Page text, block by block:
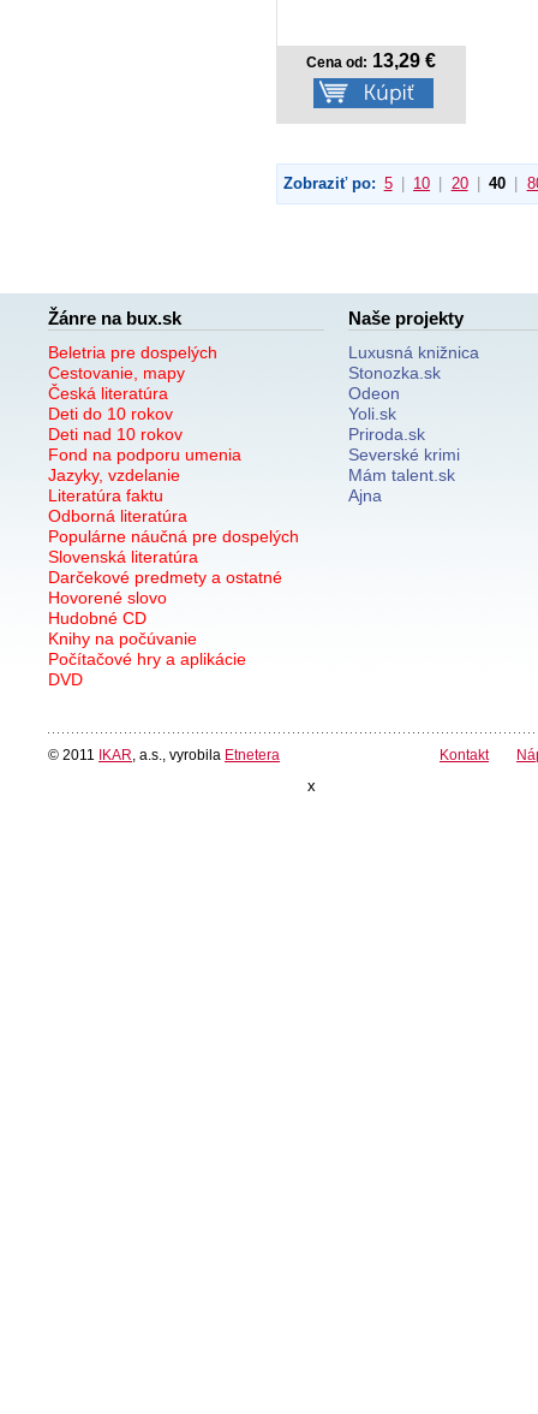
Cena od: 13,29 €
Zobraziť po: 5 10 20 40
Žánre na bux.sk
Beletria pre dospelých
Cestovanie, mapy
Česká literatúra
Deti do 10 rokov
Deti nad 10 rokov
Fond na podporu umenia
Jazyky, vzdelanie
Literatúra faktu
Odborná literatúra
Populárne náučná pre dospelých
Slovenská literatúra
Darčekové predmety a ostatné
Hovorené slovo
Hudobné CD
Knihy na počúvanie
Počítačové hry a aplikácie
DVD
Naše projekty
Luxusná knižnica
Stonozka.sk
Odeon
Yoli.sk
Priroda.sk
Severské krimi
Mám talent.sk
Ajna
© 2011 IKAR , a.s., vyrobila Etnetera Kontakt
x